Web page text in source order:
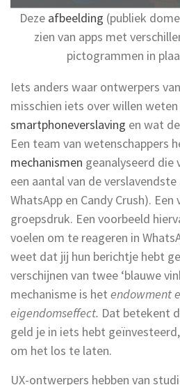
Deze afbeelding (publiek
zien van apps met
pictogrammen in
Iets anders waar ontwerpers
misschien iets over willen weten
smartphoneverslaving en wat
Een team van wetenschappers
mechanismen geanalyseerd die
een aantal van de verslavendste
WhatsApp en Candy Crush).
groepsdruk. Een voorbeeld
voelen om te reageren in
weet dat jij hun berichtje hebt
verschijnen van twee ‘blauwe
mechanisme is het endowment
eigendomseffect. Dat betekent
geld je in iets hebt
om het los te laten.
UX-ontwerpers hebben van